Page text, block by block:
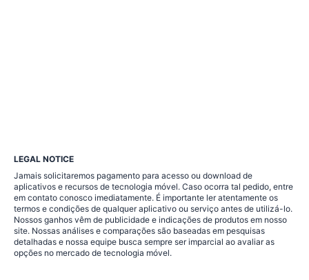
LEGAL NOTICE
Jamais solicitaremos pagamento para acesso ou download de
aplicativos e recursos de tecnologia móvel. Caso ocorra tal pedido, entre
em contato conosco imediatamente. É importante ler atentamente os
termos e condições de qualquer aplicativo ou serviço antes de utilizá-lo.
Nossos ganhos vêm de publicidade e indicações de produtos em nosso
site. Nossas análises e comparações são baseadas em pesquisas
detalhadas e nossa equipe busca sempre ser imparcial ao avaliar as
opções no mercado de tecnologia móvel.